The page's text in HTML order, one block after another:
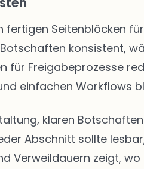
Seitenblöcken
konsistent,
für Freigabeprozesse
einfachen Workflows
klaren
Abschnitt sollte
Verweildauern zeigt,